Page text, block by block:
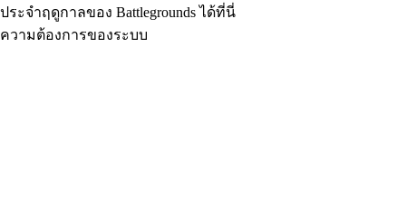
ประจำฤดูกาลของ Battlegrounds ได้ที่นี่
ความต้องการของระบบ